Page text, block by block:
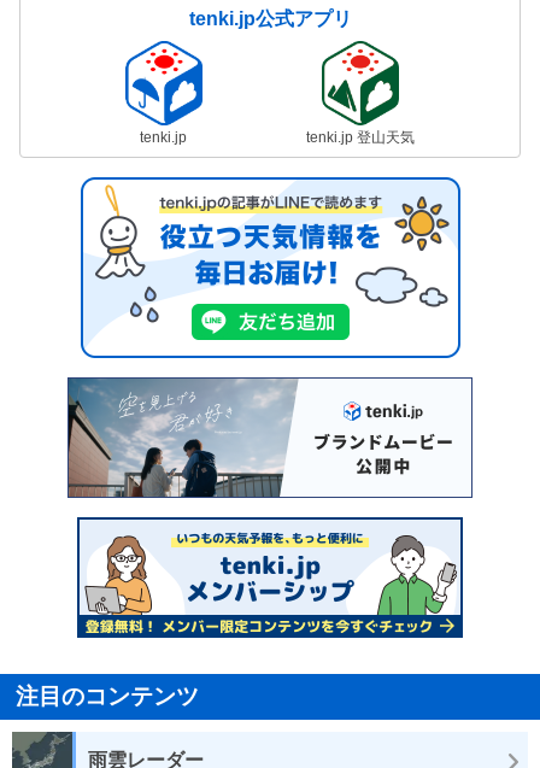
tenki.jp公式アプリ
tenki.jp tenki.jp 登山天気
注目のコンテンツ
雨雲レーダー